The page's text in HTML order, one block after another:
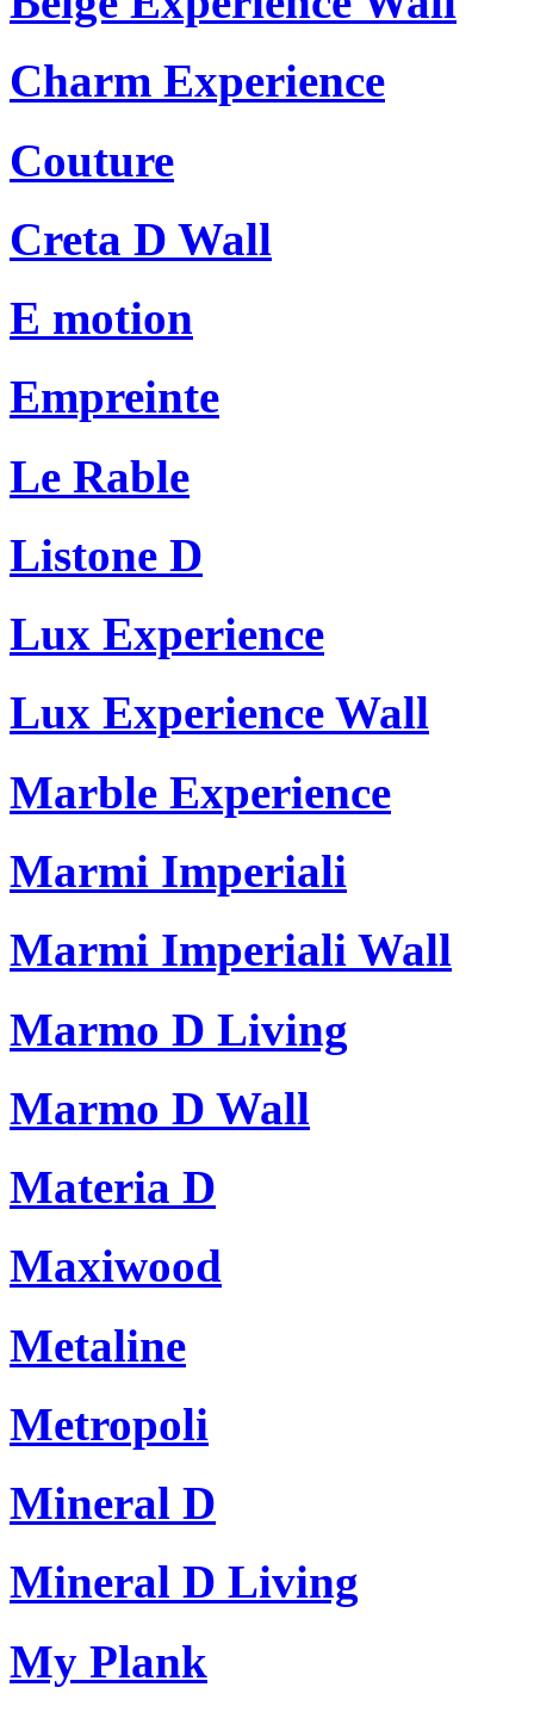
Charm Experience
Couture
Creta D Wall
E motion
Empreinte
Le Rable
Listone D
Lux Experience
Lux Experience Wall
Marble Experience
Marmi Imperiali
Marmi Imperiali Wall
Marmo D Living
Marmo D Wall
Materia D
Maxiwood
Metaline
Metropoli
Mineral D
Mineral D Living
My Plank